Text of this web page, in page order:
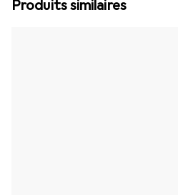
Produits similaires